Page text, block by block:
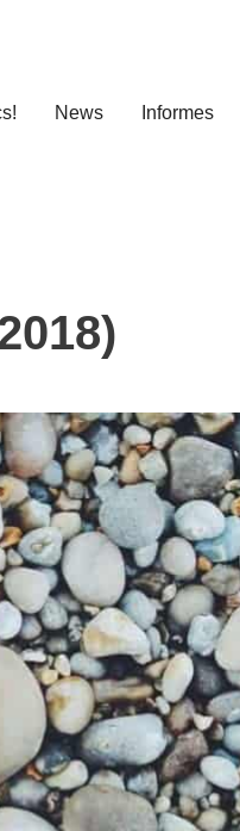
News Informes